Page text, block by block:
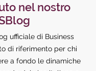
nel nostro
ufficiale di Business
di riferimento per chi
a fondo le dinamiche